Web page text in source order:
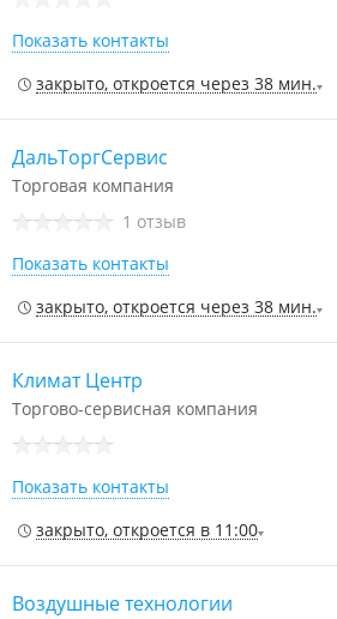
Показать контакты
закрыто, откроется через 38 мин.
ДальТоргСервис
Торговая компания
1 отзыв
Показать контакты
закрыто, откроется через 38 мин.
Климат Центр
Торгово-сервисная компания
Показать контакты
закрыто, откроется в 11:00
Воздушные технологии